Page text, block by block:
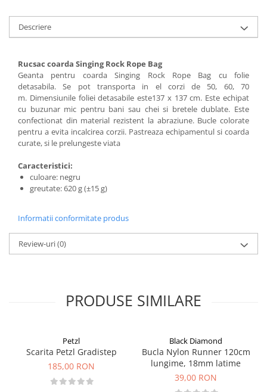
Sosete
Bandane
Bandane
Manusi
Accesorii
Produse de Intretinere
Barbati
Pantaloni
Caciuli
Jachete
Bandane
Imbracaminte de corp
Copii
Pantaloni copii
Imbracaminte de corp
INCALTAMINTE
Produse de Intretinere
Descriere
Rucsac coarda Singing Rock Rope Bag
Geanta pentru coarda Singing Rock Rope Bag cu folie
detasabila. Se pot transporta in el corzi de 50, 60, 70
m. Dimensiunile foliei detasabile este137 x 137 cm. Este echipat
cu buzunar mic pentru bani sau chei si bretele dublate. Este
confectionat din material rezistent la abraziune. Bucle colorate
pentru a evita incalcirea corzii. Pastreaza echipamentul si coarda
curate, si le prelungeste viata
Caracteristici:
culoare: negru
greutate: 620 g (±15 g)
Informatii conformitate produs
Review-uri(0)
PRODUSE SIMILARE
Petzl
Scarita Petzl Gradistep
185,00 RON
Black Diamond
Bucla Nylon Runner 120cm
lungime, 18mm latime
39,00 RON